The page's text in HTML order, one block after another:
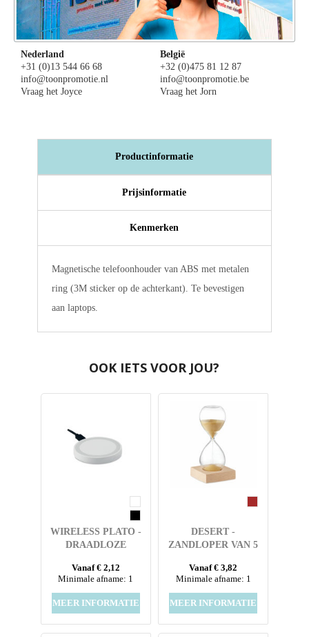
Nederland
+31 (0)13 544 66 68
info@toonpromotie.nl
Vraag het Joyce
België
+32 (0)475 81 12 87
info@toonpromotie.be
Vraag het Jorn
Productinformatie
Prijsinformatie
Kenmerken
Magnetische telefoonhouder van ABS met metalen
ring (3M sticker op de achterkant). Te bevestigen
aan laptops.
OOK IETS VOOR JOU?
WIRELESS PLATO -
DRAADLOZE
Vanaf € 2,12
Minimale afname: 1
MEER INFORMATIE
DESERT -
ZANDLOPER VAN 5
Vanaf € 3,82
Minimale afname: 1
MEER INFORMATIE